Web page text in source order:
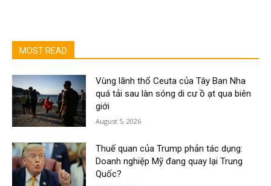
MOST READ
Vùng lãnh thổ Ceuta của Tây Ban Nha
quá tải sau làn sóng di cư ồ ạt qua biên
giới
August 5, 2026
Thuế quan của Trump phản tác dụng:
Doanh nghiệp Mỹ đang quay lại Trung
Quốc?